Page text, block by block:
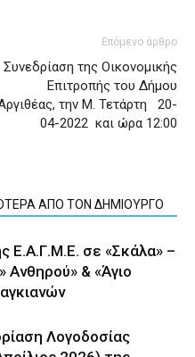
Επόμενο άρθρο
Συνεδρίαση της Οικονομικής
Επιτροπής του Δήμου
την Μ. Τετάρτη 20-
04-2022 και ώρα 12:00
ΑΠΟ ΤΟΝ ΔΗΜΙΟΥΡΓΟ
Ε.Α.Γ.Μ.Ε. σε «Σκάλα» –
Ανθηρού» & «Άγιο
Λογοδοσίας